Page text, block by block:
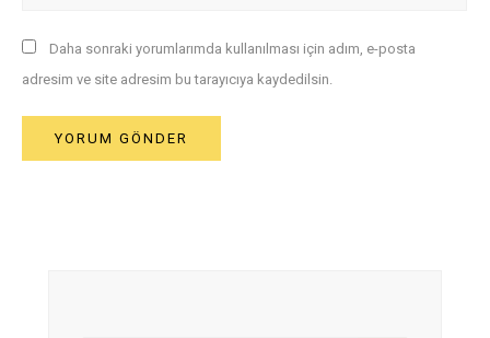
Daha sonraki yorumlarımda kullanılması için adım, e-posta
adresim ve site adresim bu tarayıcıya kaydedilsin.